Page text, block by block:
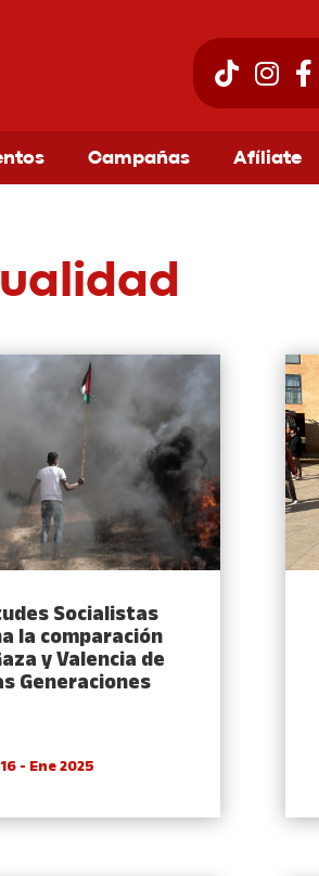
Campañas Afíliate
Socialistas
la comparación
y Valencia de
Generaciones
16 - Ene 2025